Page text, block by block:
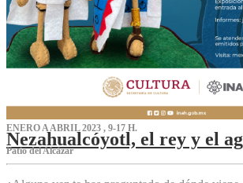
ENERO A ABRIL 2023 , 9-17 H.
Nezahualcóyotl, el rey y el
Patio del Alcázar